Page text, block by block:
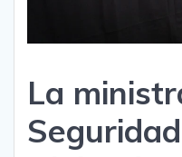
La